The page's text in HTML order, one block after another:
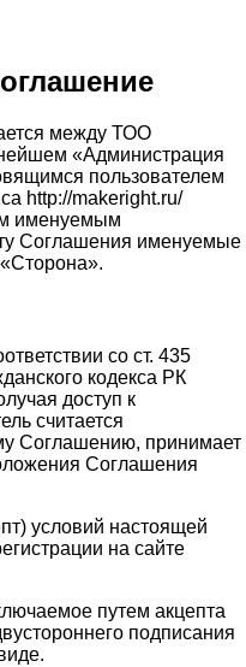
между ТОО
«Администрация
пользователем
http://makeright.ru/
именуемым
Соглашения именуемые
со ст. 435
кодекса РК
доступ к
считается
Соглашению, принимает
Соглашения
условий настоящей
на сайте
путем акцепта
подписания